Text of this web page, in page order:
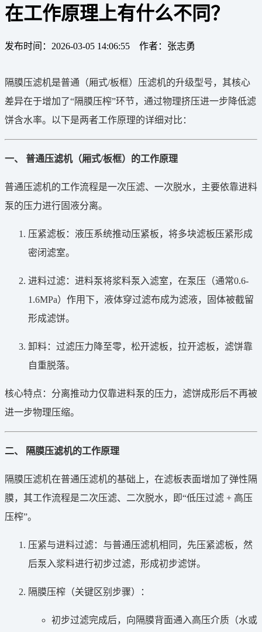
在工作原理上有什么不同？
发布时间：2026-03-05 14:06:55 作者：张志勇
隔膜压滤机是普通（厢式/板框）压滤机的升级型号，其核心
差异在于增加了“隔膜压榨”环节，通过物理挤压进一步降低滤
饼含水率。以下是两者工作原理的详细对比：
一、 普通压滤机（厢式/板框）的工作原理
普通压滤机的工作流程是一次压滤、一次脱水，主要依靠进料
泵的压力进行固液分离。
压紧滤板：液压系统推动压紧板，将多块滤板压紧形成
密闭滤室。
进料过滤：进料泵将浆料泵入滤室，在泵压（通常0.6-
1.6MPa）作用下，液体穿过滤布成为滤液，固体被截留
形成滤饼。
卸料：过滤压力降至零，松开滤板，拉开滤板，滤饼靠
自重脱落。
核心特点：分离推动力仅靠进料泵的压力，滤饼成形后不再被
进一步物理压缩。
二、 隔膜压滤机的工作原理
隔膜压滤机在普通压滤机的基础上，在滤板表面增加了弹性隔
膜，其工作流程是二次压滤、二次脱水，即“低压过滤 + 高压
压榨”。
压紧与进料过滤：与普通压滤机相同，先压紧滤板，然
后泵入浆料进行初步过滤，形成初步滤饼。
隔膜压榨（关键区别步骤）：
初步过滤完成后，向隔膜背面通入高压介质（水或